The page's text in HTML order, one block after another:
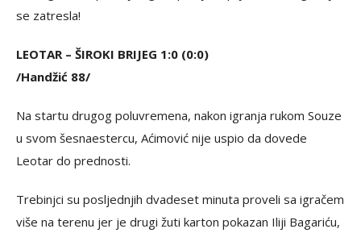
se zatresla!
LEOTAR – ŠIROKI BRIJEG 1:0 (0:0)
/Handžić 88/
Na startu drugog poluvremena, nakon igranja rukom Souze
u svom šesnaestercu, Aćimović nije uspio da dovede
Leotar do prednosti.
Trebinjci su posljednjih dvadeset minuta proveli sa igračem
više na terenu jer je drugi žuti karton pokazan Iliji Bagariću,